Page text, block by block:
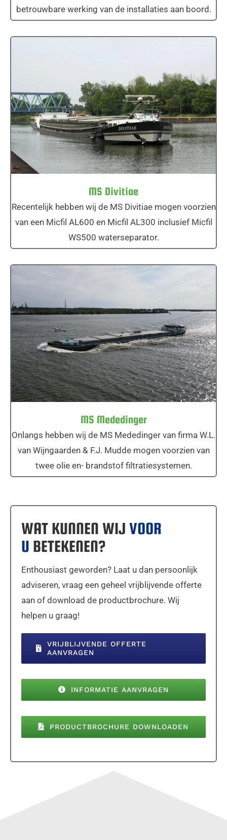
betrouwbare werking van de installaties aan boord.
MS Divitiae
MS Divitiae
Recentelijk hebben wij de MS Divitiae mogen voorzien
van een Micfil AL600 en Micfil AL300 inclusief Micfil
WS500 waterseparator.
MS Mededinger
MS Mededinger
Onlangs hebben wij de MS Mededinger van firma W.L.
van Wijngaarden & F.J. Mudde mogen voorzien van
twee olie en- brandstof filtratiesystemen.
WAT KUNNEN WIJ VOOR
U BETEKENEN?
Enthousiast geworden? Laat u dan persoonlijk
adviseren, vraag een geheel vrijblijvende offerte
aan of download de productbrochure. Wij
helpen u graag!
VRIJBLIJVENDE OFFERTE
AANVRAGEN
INFORMATIE AANVRAGEN
PRODUCTBROCHURE DOWNLOADEN